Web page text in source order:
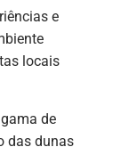
e
locais
de
das dunas